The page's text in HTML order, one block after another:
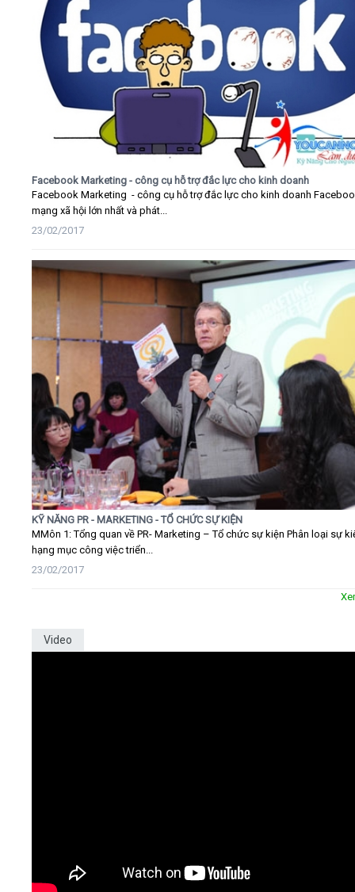
Facebook Marketing - công cụ hỗ trợ đắc lực cho kinh doanh
Facebook Marketing - công cụ hỗ trợ đắc lực cho kinh doanh
mạng xã hội lớn nhất và phát...
23/02/2017
KỸ NĂNG PR - MARKETING - TỔ CHỨC SỰ KIỆN
MMôn 1: Tổng quan về PR- Marketing – Tổ chức sự kiện Phân loại sự
hạng mục công việc triển...
23/02/2017
Video